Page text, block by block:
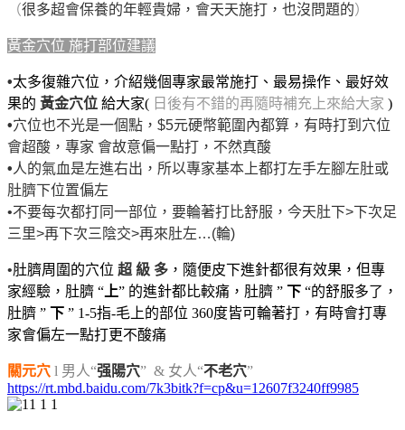
（很多超會保養的年輕貴婦，會天天施打，也沒問題的）
黃金穴位 施打部位建議
•太多復雜穴位，介紹幾個專家最常施打、最易操作、最好效
果的 黃金穴位 給大家( 日後有不錯的再隨時補充上來給大家 )
•穴位也不光是一個點，$5元硬幣範圍內都算，有時打到穴位
會超酸，專家 會故意偏一點打，不然真酸
•人的氣血是左進右出，所以專家基本上都打左手左腳左肚或
肚臍下位置偏左
•不要每次都打同一部位，要輪著打比舒服，今天肚下>下次足
三里>再下次三陰交>再來肚左…(輪)
•肚臍周圍的穴位 超 級 多 ，隨便皮下進針都很有效果，但專
家經驗，肚臍 “ 上” 的進針都比較痛，肚臍 ” 下 “的舒服多了，
肚臍 ” 下 ” 1-5指-毛上的部位 360度皆可輪著打，有時會打專
家會偏左一點打更不酸痛
關元穴 l 男人“强陽穴” & 女人“不老穴”
https://rt.mbd.baidu.com/7k3bitk?f=cp&u=12607f3240ff9985